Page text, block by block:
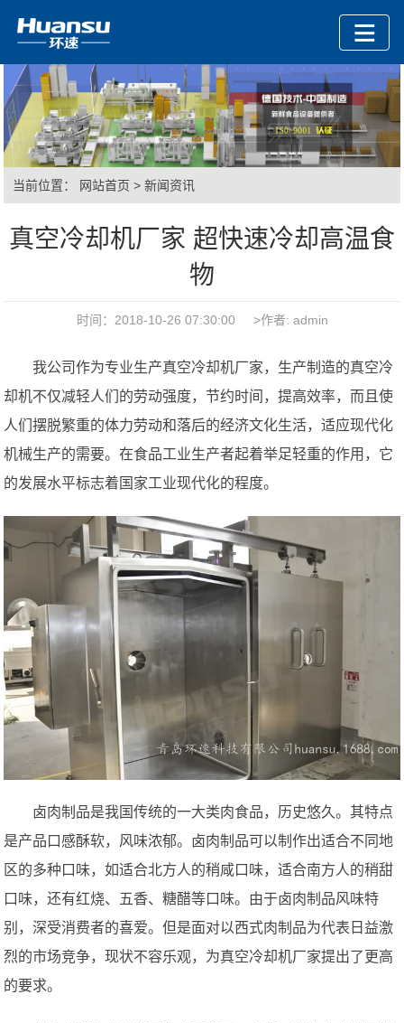
当前位置： 网站首页 >新闻资讯
真空冷却机厂家 超快速冷却高温食
物
时间：2018-10-26 07:30:00 >作者: admin
我公司作为专业生产真空冷却机厂家，生产制造的真空冷
却机不仅减轻人们的劳动强度，节约时间，提高效率，而且使
人们摆脱繁重的体力劳动和落后的经济文化生活，适应现代化
机械生产的需要。在食品工业生产者起着举足轻重的作用，它
的发展水平标志着国家工业现代化的程度。
卤肉制品是我国传统的一大类肉食品，历史悠久。其特点
是产品口感酥软，风味浓郁。卤肉制品可以制作出适合不同地
区的多种口味，如适合北方人的稍咸口味，适合南方人的稍甜
口味，还有红烧、五香、糖醋等口味。由于卤肉制品风味特
别，深受消费者的喜爱。但是面对以西式肉制品为代表日益激
烈的市场竞争，现状不容乐观，为真空冷却机厂家提出了更高
的要求。